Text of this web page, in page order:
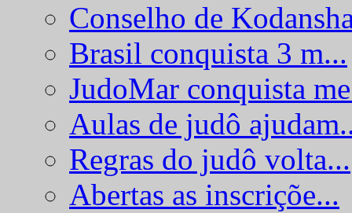
Conselho de
Brasil conquista 3 m...
JudoMar conquista
Aulas de judô
Regras do judô volta...
Abertas as inscriçõe...